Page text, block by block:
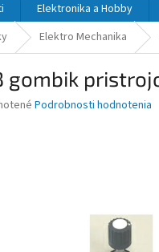
Elektronika a Hobby
Elektro Mechanika
gombik
Podrobnosti hodnotenia